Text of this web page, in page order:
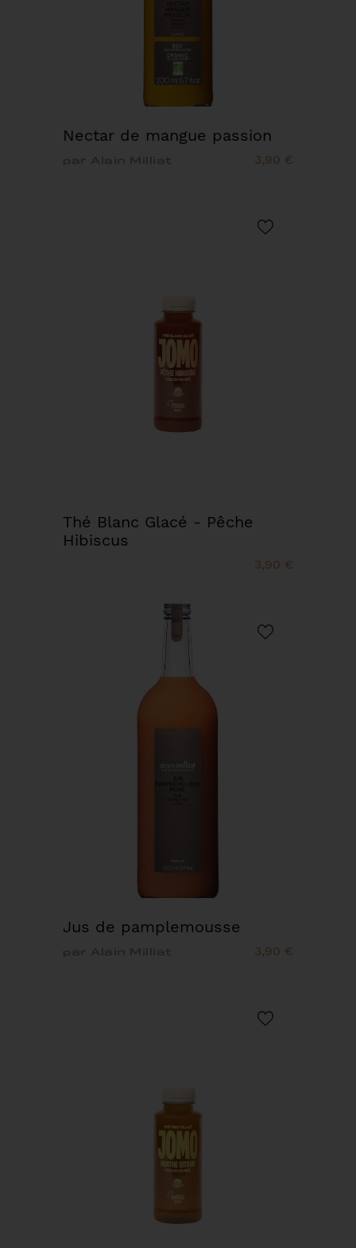
Nectar de mangue passion
3,90 €
Thé Blanc Glacé - Pêche
Hibiscus
3,90 €
Jus de pamplemousse
3,90 €